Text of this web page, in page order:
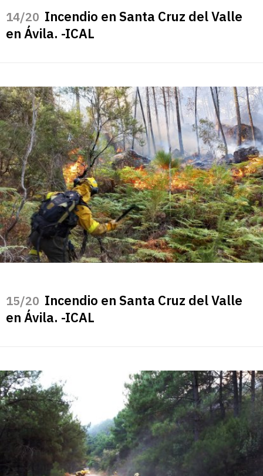
/20 Incendio en Santa Cruz del Valle
en Ávila. -ICAL
/20 Incendio en Santa Cruz del Valle
en Ávila. -ICAL